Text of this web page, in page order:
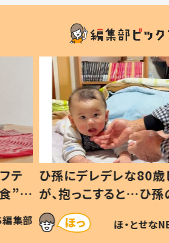
じ
応に
方な
編集部
生後8ヶ月で亡くなっ
3年半後、当時の妻の
てあった本音とは
ほ・とせ